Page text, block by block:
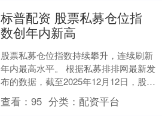
标普配资 股票私募仓位指
数创年内新高
股票私募仓位指数持续攀升，连续刷新
年内最高水平。 根据私募排排网最新发
布的数据，截至2025年12月12日，股票
私募仓位指数已攀升至83.59%，较前一
周继续上....
查看：95 分类：配资平台